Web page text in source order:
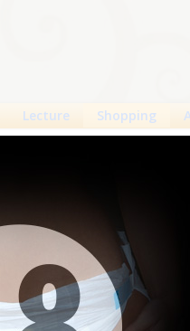
Lecture Shopping
(Tena, Abena, Molicare,
aussi bien pour les fétichistes
récents Trier par nom